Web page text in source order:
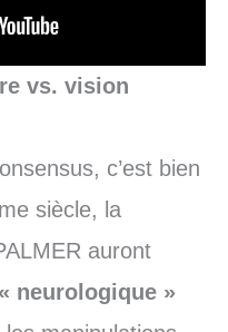
vs. vision
c’est bien
siècle, la
auront
neurologique »